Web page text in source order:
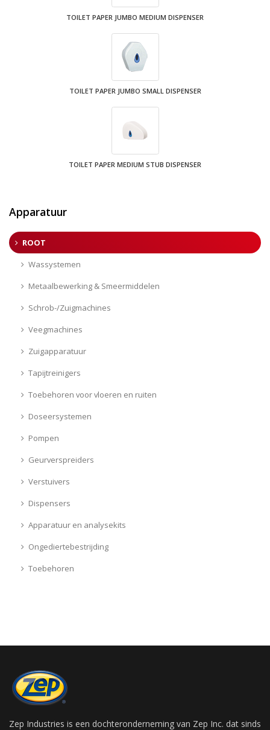
TOILET PAPER JUMBO MEDIUM DISPENSER
TOILET PAPER JUMBO SMALL DISPENSER
TOILET PAPER MEDIUM STUB DISPENSER
Apparatuur
ROOT
Wassystemen
Metaalbewerking & Smeermiddelen
Schrob-/Zuigmachines
Veegmachines
Zuigapparatuur
Tapijtreinigers
Toebehoren voor vloeren en ruiten
Doseersystemen
Pompen
Geurverspreiders
Verstuivers
Dispensers
Apparatuur en analysekits
Ongediertebestrijding
Toebehoren
Zep Industries is een dochteronderneming van Zep Inc. dat sinds